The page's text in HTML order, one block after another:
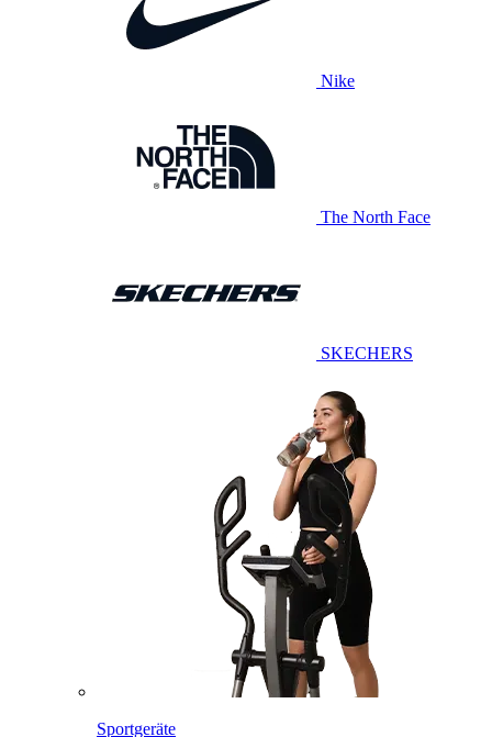
Nike
The North Face
SKECHERS
Sportgeräte